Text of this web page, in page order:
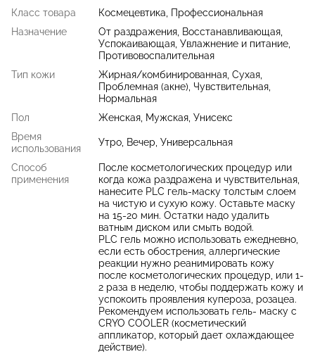
Класс товара
Космецевтика, Профессиональная
Назначение
От раздражения, Восстанавливающая,
Успокаивающая, Увлажнение и питание,
Противовоспалительная
Тип кожи
Жирная/комбинированная, Сухая,
Проблемная (акне), Чувствительная,
Нормальная
Пол
Женская, Мужская, Унисекс
Время
использования
Утро, Вечер, Универсальная
Способ
применения
После косметологических процедур или
когда кожа раздражена и чувствительная,
нанесите PLC гель-маску толстым слоем
на чистую и сухую кожу. Оставьте маску
на 15-20 мин. Остатки надо удалить
ватным диском или смыть водой.
PLC гель можно использовать ежедневно,
если есть обострения, аллергические
реакции нужно реанимировать кожу
после косметологических процедур, или 1-
2 раза в неделю, чтобы поддержать кожу и
успокоить проявления купероза, розацеа.
Рекомендуем использовать гель- маску с
CRYO COOLER (косметический
аппликатор, который дает охлаждающее
действие).